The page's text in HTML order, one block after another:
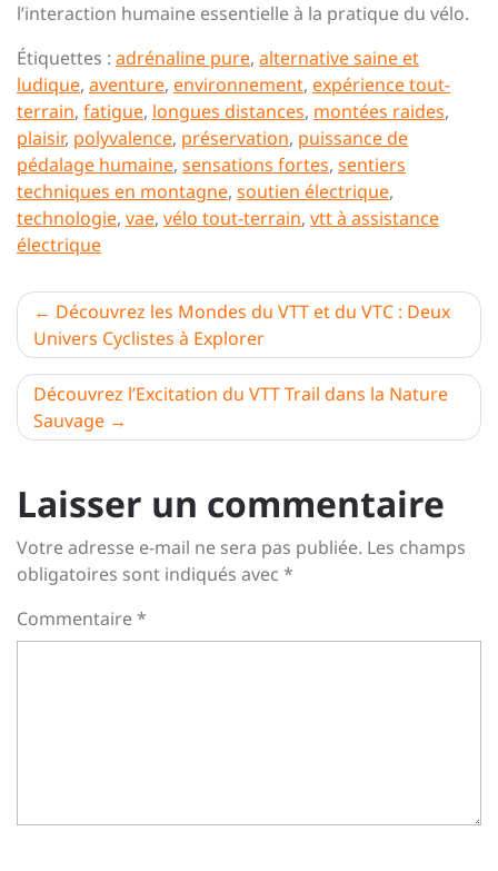
l’interaction humaine essentielle à la pratique du vélo.
Étiquettes : adrénaline pure, alternative saine et
ludique, aventure, environnement, expérience tout-
terrain, fatigue, longues distances, montées raides,
plaisir, polyvalence, préservation, puissance de
pédalage humaine, sensations fortes, sentiers
techniques en montagne, soutien électrique,
technologie, vae, vélo tout-terrain, vtt à assistance
électrique
Navigation
de
l’article
Découvrez les Mondes du VTT et du VTC : Deux
Univers Cyclistes à Explorer
Découvrez l’Excitation du VTT Trail dans la Nature
Sauvage
Laisser un commentaire
Votre adresse e-mail ne sera pas publiée. Les champs
obligatoires sont indiqués avec *
Commentaire*